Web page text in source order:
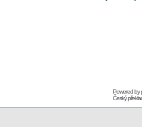
Powered by
Český